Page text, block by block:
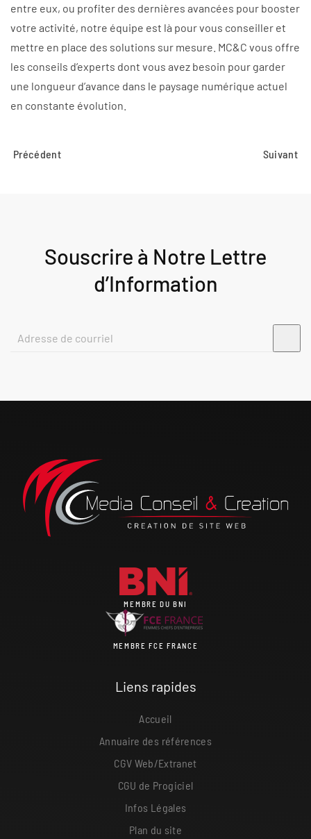
entre eux, ou profiter des dernières avancées pour booster
votre activité, notre équipe est là pour vous conseiller et
mettre en place des solutions sur mesure. MC&C vous offre
les conseils d’experts dont vous avez besoin pour garder
une longueur d’avance dans le paysage numérique actuel
en constante évolution.
Précédent Suivant
Souscrire à Notre Lettre
d’Information
MEMBRE DU BNI
MEMBRE FCE FRANCE
Liens rapides
Accueil
Annuaire des références
CGV Web/Extranet
CGU de Progiciel
Infos Légales
Plan du site